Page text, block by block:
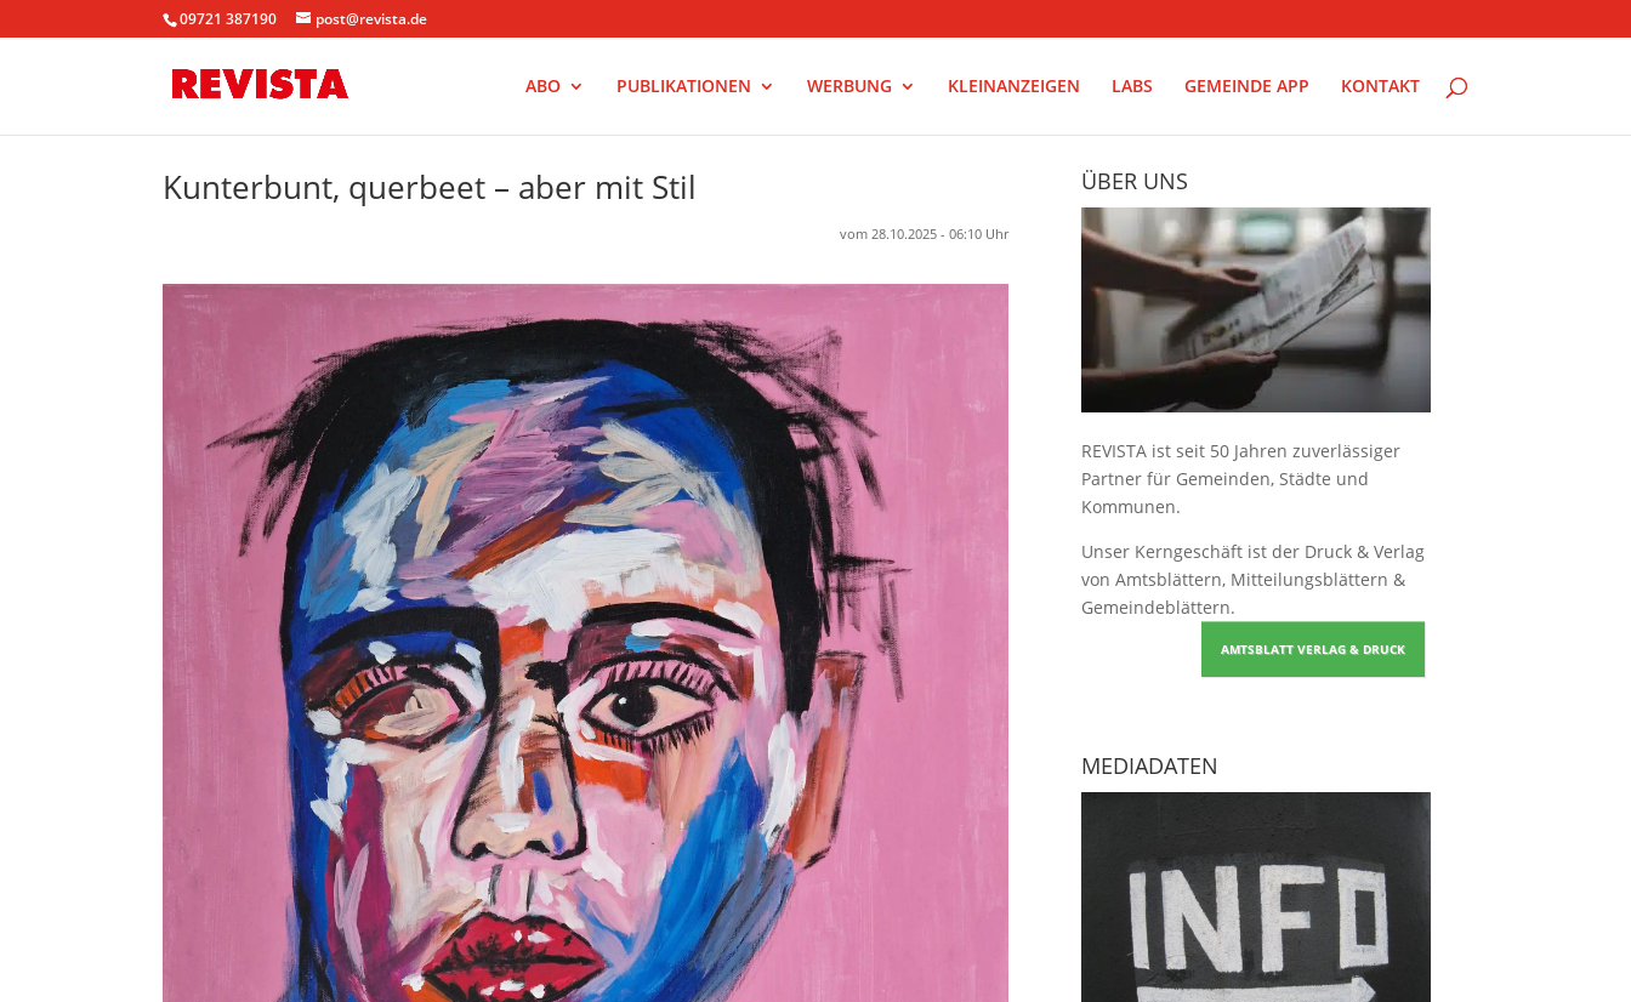
09721 387190 post@revista.de
ABO PUBLIKATIONEN WERBUNG KLEINANZEIGEN LABS GEMEINDE APP KONTAKT
Kunterbunt, querbeet – aber mit Stil
vom 28.10.2025 - 06:10 Uhr
ÜBER UNS
REVISTA ist seit 50 Jahren zuverlässiger
Partner für Gemeinden, Städte und
Kommunen.
Unser Kerngeschäft ist der Druck & Verlag
von Amtsblättern, Mitteilungsblättern &
Gemeindeblättern.
AMTSBLATT VERLAG & DRUCK
MEDIADATEN